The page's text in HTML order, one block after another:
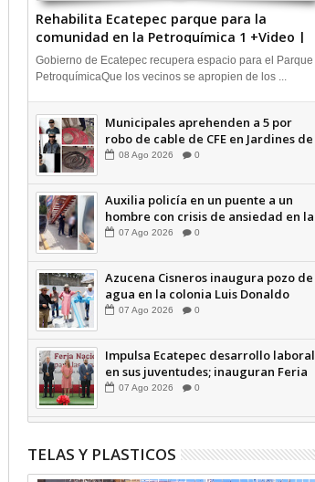
Rehabilita Ecatepec parque para la
comunidad en la Petroquímica 1 +Video |
INFORMA
Gobierno de Ecatepec recupera espacio para el Parque
PetroquímicaQue los vecinos se apropien de los ...
Municipales aprehenden a 5 por
robo de cable de CFE en Jardines de
Casa Nueva +Video | INFORMA
08 Ago 2026 0
Auxilia policía en un puente a un
hombre con crisis de ansiedad en la
Vía Morelos | INFORMATIVA
07 Ago 2026 0
Azucena Cisneros inaugura pozo de
agua en la colonia Luis Donaldo
Colosio +Video | INFORMATIVA
07 Ago 2026 0
Impulsa Ecatepec desarrollo laboral
en sus juventudes; inauguran Feria
de Empleo y Emprendedores 2026
07 Ago 2026 0
TELAS Y PLASTICOS